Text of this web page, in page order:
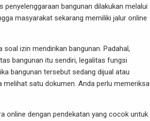
bangunan dilakukan melalui
masyarakat sekarang memiliki jalur online
izin mendirikan bangunan. Padahal,
bangunan itu sendiri, legalitas fungsi
bangunan tersebut sedang dijual atau
melihat satu dokumen. Anda perlu memeriksa
online dengan pendekatan yang cocok untuk